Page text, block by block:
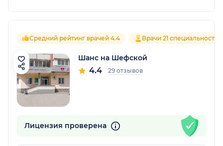
Средний рейтинг врачей 4.4 Врачи 21 специальностей
Шанс на Шефской
4.4 29 отзывов
Лицензия проверена